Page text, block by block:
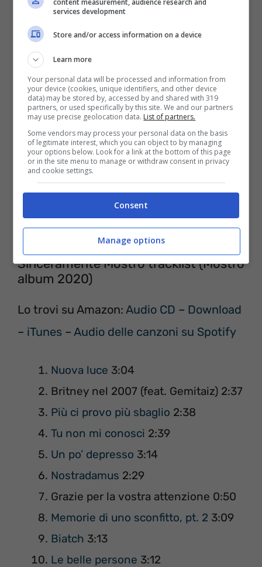
Sinceramente Mostro tracklist (Mostro
album 2020)
Lo trovi su Amazon: Audio CD – Download
– iTunes – Audio delle canzoni su Spotify
Nuova luce 3:04
Britney nel 2007 (feat. Gemitaiz) 2:37
Più ci provo più sbaglio 2:38
Tu non mi conosci 2:39
Un po’ depresso 3:14
Nostradamus 2:29
Grazie per la vostra attenzione 0:50
Memorie di uno sconfitto, pt. 2 3:09
Biatch 3:13
Le belle persone 3:12
services development
Store and/or access information on a device
Learn more
Your personal data will be processed and information from
your device (cookies, unique identifiers, and other device
data) may be stored by, accessed by and shared with 319
partners, or used specifically by this site. We and our partners
may use precise geolocation data. List of partners.
Some vendors may process your personal data on the basis
of legitimate interest, which you can object to by managing
your options below. Look for a link at the bottom of this page
or in the site menu to manage or withdraw consent in privacy
and cookie settings.
Consent
Manage options